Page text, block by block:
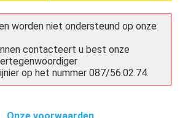
worden niet ondersteund op onze
contacteert u best onze
op het nummer 087/56.02.74.